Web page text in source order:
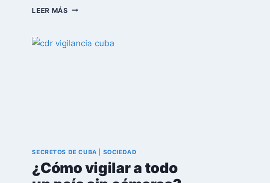
LEER MÁS LA
CUBANA:
HAMBRE,
SECRETOS DE CUBA SOCIEDAD
¿Cómo vigilar a todo